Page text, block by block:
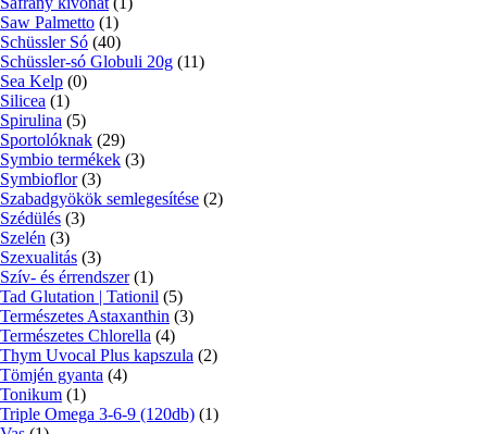
Saw Palmetto (1)
Schüssler Só (40)
Schüssler-só Globuli 20g (11)
Sea Kelp (0)
Silicea (1)
Spirulina (5)
Sportolóknak (29)
Symbio termékek (3)
Symbioflor (3)
Szabadgyökök semlegesítése (2)
Szédülés (3)
Szelén (3)
Szexualitás (3)
Szív- és érrendszer (1)
Tad Glutation | Tationil (5)
Természetes Astaxanthin (3)
Természetes Chlorella (4)
Thym Uvocal Plus kapszula (2)
Tömjén gyanta (4)
Tonikum (1)
Triple Omega 3-6-9 (120db) (1)